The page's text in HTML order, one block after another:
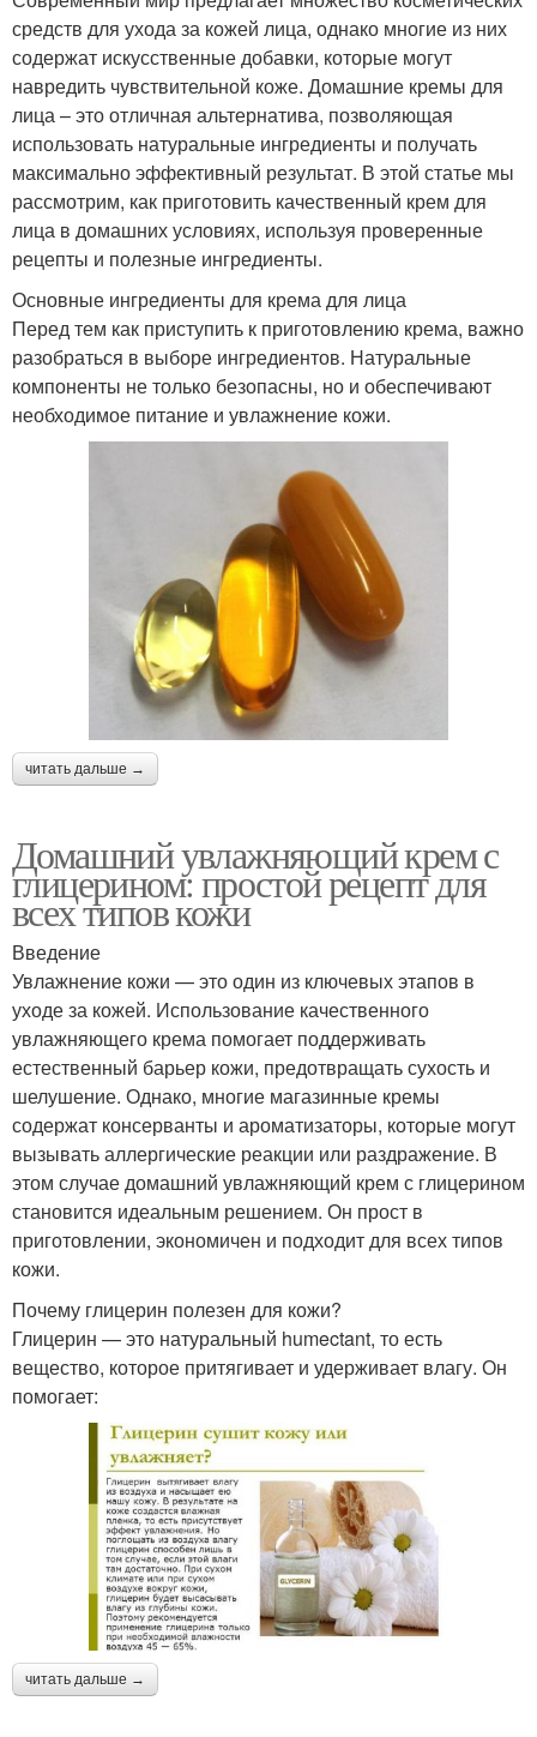
средств для ухода за кожей лица, однако многие из них
содержат искусственные добавки, которые могут
навредить чувствительной коже. Домашние кремы для
лица – это отличная альтернатива, позволяющая
использовать натуральные ингредиенты и получать
максимально эффективный результат. В этой статье мы
рассмотрим, как приготовить качественный крем для
лица в домашних условиях, используя проверенные
рецепты и полезные ингредиенты.
Основные ингредиенты для крема для лица
Перед тем как приступить к приготовлению крема, важно
разобраться в выборе ингредиентов. Натуральные
компоненты не только безопасны, но и обеспечивают
необходимое питание и увлажнение кожи.
читать дальше →
Домашний увлажняющий крем с
глицерином: простой рецепт для
всех типов кожи
Введение
Увлажнение кожи — это один из ключевых этапов в
уходе за кожей. Использование качественного
увлажняющего крема помогает поддерживать
естественный барьер кожи, предотвращать сухость и
шелушение. Однако, многие магазинные кремы
содержат консерванты и ароматизаторы, которые могут
вызывать аллергические реакции или раздражение. В
этом случае домашний увлажняющий крем с глицерином
становится идеальным решением. Он прост в
приготовлении, экономичен и подходит для всех типов
кожи.
Почему глицерин полезен для кожи?
Глицерин — это натуральный humectant, то есть
вещество, которое притягивает и удерживает влагу. Он
помогает:
читать дальше →